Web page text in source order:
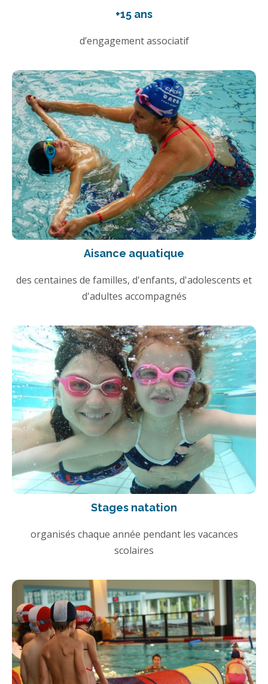
+15 ans
d’engagement associatif
Aisance aquatique
des centaines de familles, d'enfants, d'adolescents et
d'adultes accompagnés
Stages natation
organisés chaque année pendant les vacances
scolaires